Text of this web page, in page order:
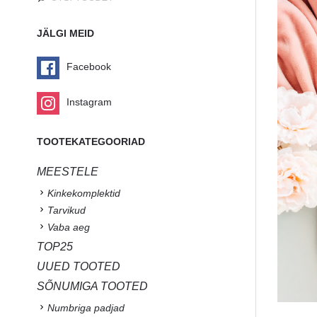
JÄLGI MEID
Facebook
Instagram
TOOTEKATEGOORIAD
MEESTELE
Kinkekomplektid
Tarvikud
Vaba aeg
TOP25
UUED TOOTED
SÕNUMIGA TOOTED
Numbriga padjad